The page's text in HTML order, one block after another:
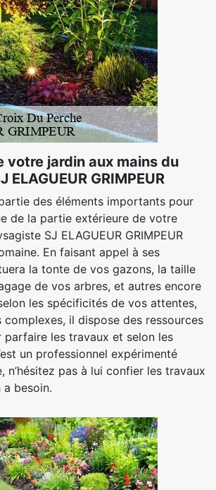
votre jardin aux mains du
ELAGUEUR GRIMPEUR
des éléments importants pour
de la partie extérieure de votre
SJ ELAGUEUR GRIMPEUR
En faisant appel à ses
la tonte de vos gazons, la taille
de vos arbres, et autres encore
les spécificités de vos attentes,
complexes, il dispose des ressources
parfaire les travaux et selon les
un professionnel expérimenté
n’hésitez pas à lui confier les travaux
besoin.